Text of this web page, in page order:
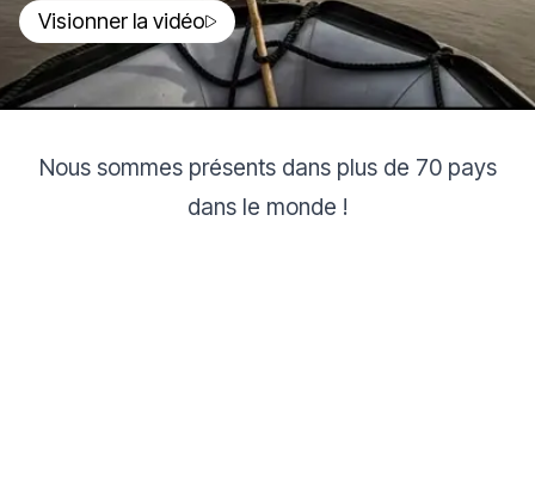
Visionner la vidéo
Nous sommes présents dans plus de 70 pays
dans le monde !